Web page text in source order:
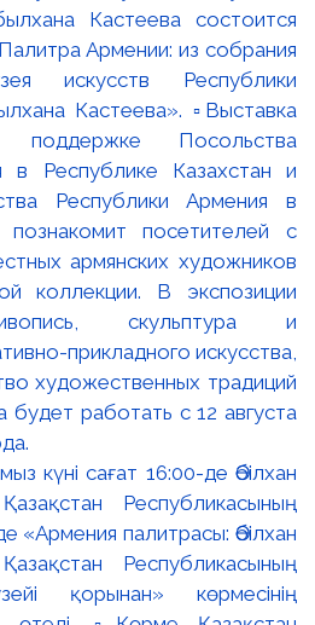
күні сағат 16:00-де Әбілхан
Республикасының
«Армения палитрасы: Әбілхан
Республикасының
қорынан» көрмесінің